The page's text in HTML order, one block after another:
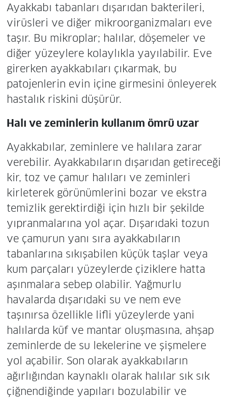
Ayakkabı tabanları dışarıdan bakterileri,
virüsleri ve diğer mikroorganizmaları eve
taşır. Bu mikroplar; halılar, döşemeler ve
diğer yüzeylere kolaylıkla yayılabilir. Eve
girerken ayakkabıları çıkarmak, bu
patojenlerin evin içine girmesini önleyerek
hastalık riskini düşürür.
Halı ve zeminlerin kullanım ömrü uzar
Ayakkabılar, zeminlere ve halılara zarar
verebilir. Ayakkabıların dışarıdan getireceği
kir, toz ve çamur halıları ve zeminleri
kirleterek görünümlerini bozar ve ekstra
temizlik gerektirdiği için hızlı bir şekilde
yıpranmalarına yol açar. Dışarıdaki tozun
ve çamurun yanı sıra ayakkabıların
tabanlarına sıkışabilen küçük taşlar veya
kum parçaları yüzeylerde çiziklere hatta
aşınmalara sebep olabilir. Yağmurlu
havalarda dışarıdaki su ve nem eve
taşınırsa özellikle lifli yüzeylerde yani
halılarda küf ve mantar oluşmasına, ahşap
zeminlerde de su lekelerine ve şişmelere
yol açabilir. Son olarak ayakkabıların
ağırlığından kaynaklı olarak halılar sık sık
çiğnendiğinde yapıları bozulabilir ve